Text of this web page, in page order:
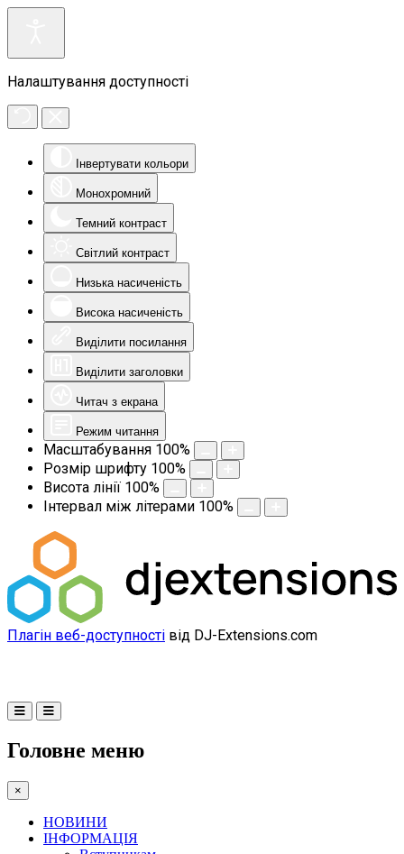
Налаштування доступності
Інвертувати кольори
Монохромний
Темний контраст
Світлий контраст
Низька насиченість
Висока насиченість
Виділити посилання
Виділити заголовки
Читач з екрана
Режим читання
Масштабування 100%
Розмір шрифту 100%
Висота лінії 100%
Інтервал між літерами 100%
Плагін веб-доступності від DJ-Extensions.com
Головне меню
×
НОВИНИ
ІНФОРМАЦІЯ